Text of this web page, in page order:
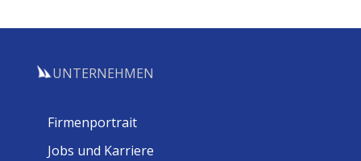
UNTERNEHMEN
Firmenportrait
Jobs und Karriere